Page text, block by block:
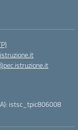
istsc_tpic806008